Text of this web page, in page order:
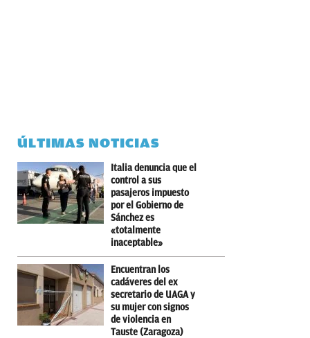
ÚLTIMAS NOTICIAS
Italia denuncia que el
control a sus
pasajeros impuesto
por el Gobierno de
Sánchez es
«totalmente
inaceptable»
Encuentran los
cadáveres del ex
secretario de UAGA y
su mujer con signos
de violencia en
Tauste (Zaragoza)